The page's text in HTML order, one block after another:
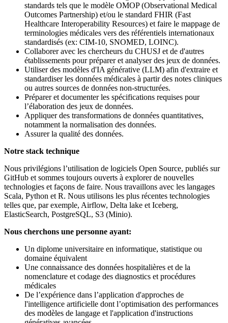
standards tels que le modèle OMOP (Observational Medical
Outcomes Partnership) et/ou le standard FHIR (Fast
Healthcare Interoperability Resources) et faire le mappage de
terminologies médicales vers des référentiels internationaux
standardisés (ex: CIM-10, SNOMED, LOINC).
Collaborer avec les chercheurs du CHUSJ et de d'autres
établissements pour préparer et analyser des jeux de données.
Utiliser des modèles d'IA générative (LLM) afin d'extraire et
standardiser les données médicales à partir des notes cliniques
ou autres sources de données non-structurées.
Préparer et documenter les spécifications requises pour
l’élaboration des jeux de données.
Appliquer des transformations de données quantitatives,
notamment la normalisation des données.
Assurer la qualité des données.
Notre stack technique
Nous privilégions l’utilisation de logiciels Open Source, publiés sur
GitHub et sommes toujours ouverts à explorer de nouvelles
technologies et façons de faire. Nous travaillons avec les langages
Scala, Python et R. Nous utilisons les plus récentes technologies
telles que, par exemple, Airflow, Delta lake et Iceberg,
ElasticSearch, PostgreSQL, S3 (Minio).
Nous cherchons une personne ayant:
Un diplome universitaire en informatique, statistique ou
domaine équivalent
Une connaissance des données hospitalières et de la
nomenclature et codage des diagnostics et procédures
médicales
De l’expérience dans l’application d'approches de
l'intelligence artificielle dont l’optimisation des performances
des modèles de langage et l'application d'instructions